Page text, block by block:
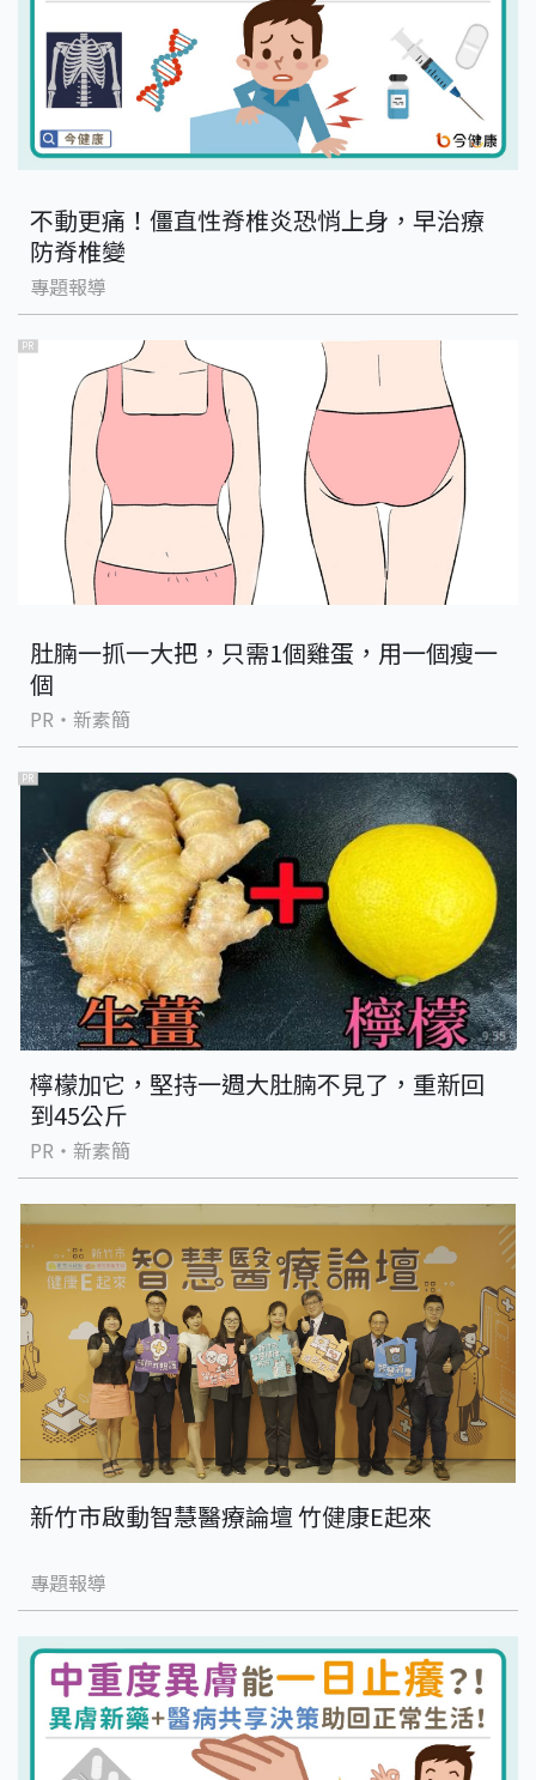
不動更痛！僵直性脊椎炎恐悄上身，早治療
防脊椎變
專題報導
PR
肚腩一抓一大把，只需1個雞蛋，用一個瘦一
個
PR・新素簡
PR
檸檬加它，堅持一週大肚腩不見了，重新回
到45公斤
PR・新素簡
新竹市啟動智慧醫療論壇 竹健康E起來
專題報導